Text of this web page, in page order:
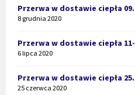
Przerwa w dostawie ciepła
8 grudnia 2020
Przerwa w dostawie ciepła 11-
6 lipca 2020
Przerwa w dostawie ciepła
25 czerwca 2020